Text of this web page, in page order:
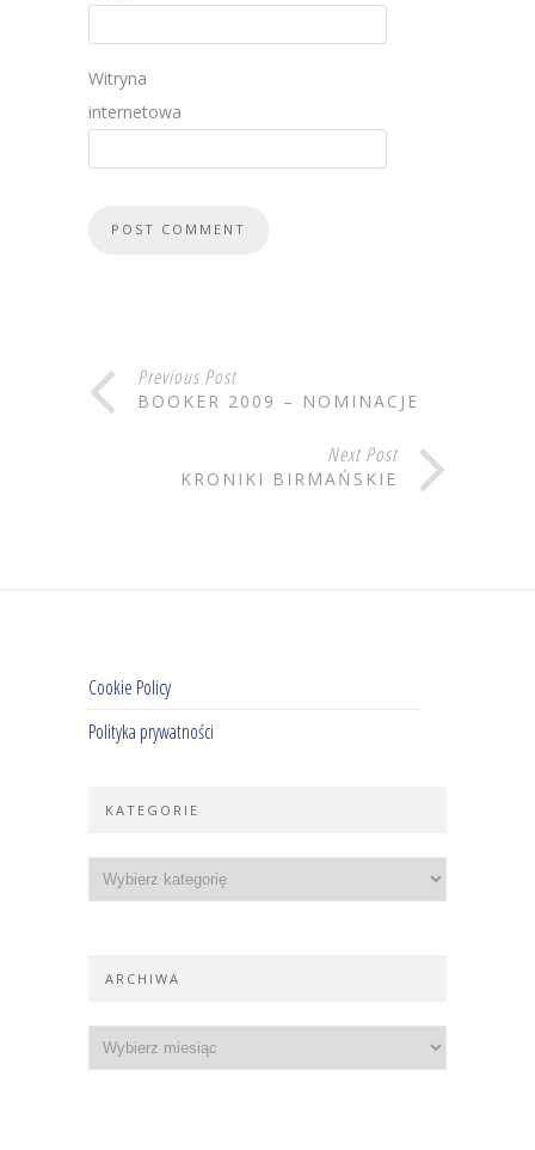
Witryna
internetowa
Previous Post
BOOKER 2009 – NOMINACJE
Next Post
KRONIKI BIRMAŃSKIE
Cookie Policy
Polityka prywatności
KATEGORIE
ARCHIWA